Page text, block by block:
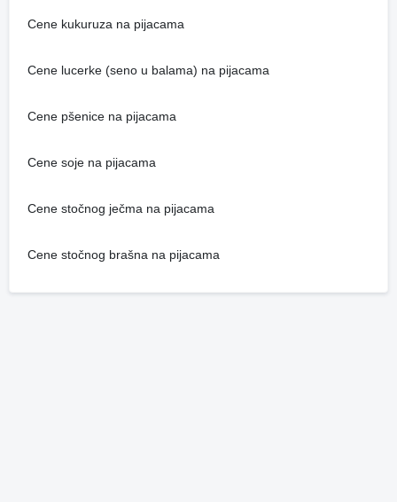
Cene kukuruza na pijacama
Cene lucerke (seno u balama) na pijacama
Cene pšenice na pijacama
Cene soje na pijacama
Cene stočnog ječma na pijacama
Cene stočnog brašna na pijacama